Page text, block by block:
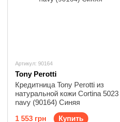
Артикул: 90164
Tony Perotti
Кредитница Tony Perotti из
натуральной кожи Cortina 5023
navy (90164) Синяя
1 553 грн
Купить